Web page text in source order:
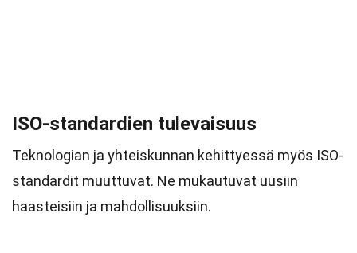
ISO-standardien tulevaisuus
Teknologian ja yhteiskunnan kehittyessä myös ISO-
standardit muuttuvat. Ne mukautuvat uusiin
haasteisiin ja mahdollisuuksiin.